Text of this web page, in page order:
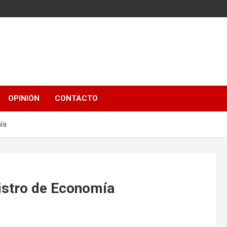
OPINIÓN CONTACTO
de Economía